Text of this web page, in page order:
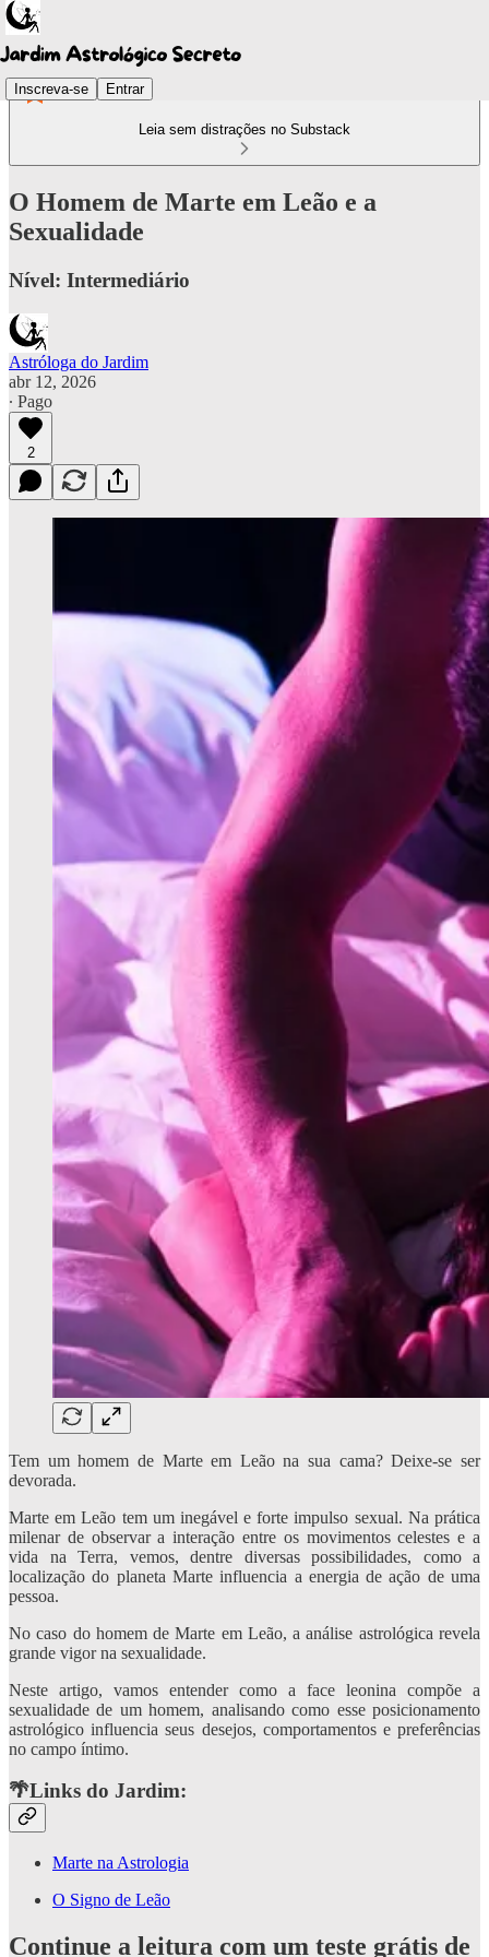
Inscreva-se Entrar
Leia sem distrações no Substack
O Homem de Marte em Leão e a
Sexualidade
Nível: Intermediário
Astróloga do Jardim
abr 12, 2026
∙ Pago
2
Tem um homem de Marte em Leão na sua cama? Deixe-se ser
devorada.
Marte em Leão tem um inegável e forte impulso sexual. Na prática
milenar de observar a interação entre os movimentos celestes e a
vida na Terra, vemos, dentre diversas possibilidades, como a
localização do planeta Marte influencia a energia de ação de uma
pessoa.
No caso do homem de Marte em Leão, a análise astrológica revela
grande vigor na sexualidade.
Neste artigo, vamos entender como a face leonina compõe a
sexualidade de um homem, analisando como esse posicionamento
astrológico influencia seus desejos, comportamentos e preferências
no campo íntimo.
🌴Links do Jardim:
Marte na Astrologia
O Signo de Leão
Continue a leitura com um teste grátis de